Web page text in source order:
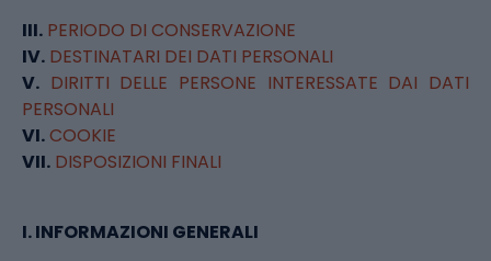
III. PERIODO DI CONSERVAZIONE
IV. DESTINATARI DEI DATI PERSONALI
V. DIRITTI DELLE PERSONE INTERESSATE DAI DATI
PERSONALI
VI.COOKIE
VII. DISPOSIZIONI FINALI
I.INFORMAZIONI GENERALI